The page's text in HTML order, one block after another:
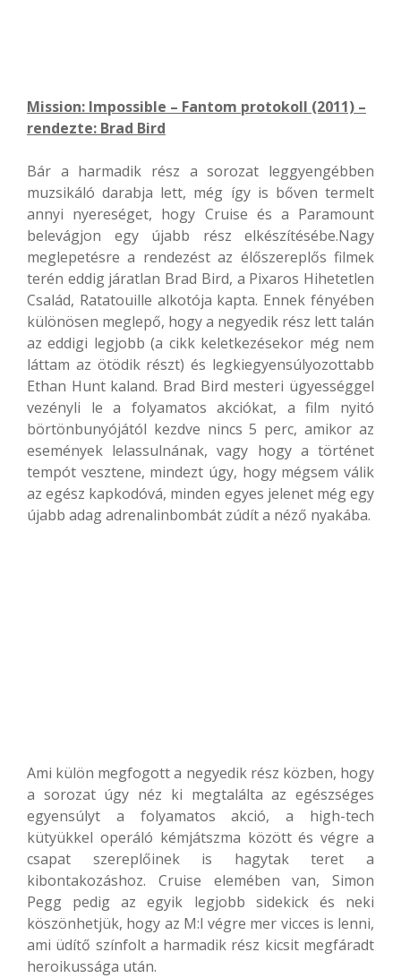
Mission: Impossible – Fantom protokoll (2011) –
rendezte: Brad Bird
Bár a harmadik rész a sorozat leggyengébben
muzsikáló darabja lett, még így is bőven termelt
annyi nyereséget, hogy Cruise és a Paramount
belevágjon egy újabb rész elkészítésébe.Nagy
meglepetésre a rendezést az élőszereplős filmek
terén eddig járatlan Brad Bird, a Pixaros Hihetetlen
Család, Ratatouille alkotója kapta. Ennek fényében
különösen meglepő, hogy a negyedik rész lett talán
az eddigi legjobb (a cikk keletkezésekor még nem
láttam az ötödik részt) és legkiegyensúlyozottabb
Ethan Hunt kaland. Brad Bird mesteri ügyességgel
vezényli le a folyamatos akciókat, a film nyitó
börtönbunyójától kezdve nincs 5 perc, amikor az
események lelassulnának, vagy hogy a történet
tempót vesztene, mindezt úgy, hogy mégsem válik
az egész kapkodóvá, minden egyes jelenet még egy
újabb adag adrenalinbombát zúdít a néző nyakába.
Ami külön megfogott a negyedik rész közben, hogy
a sorozat úgy néz ki megtalálta az egészséges
egyensúlyt a folyamatos akció, a high-tech
kütyükkel operáló kémjátszma között és végre a
csapat szereplőinek is hagytak teret a
kibontakozáshoz. Cruise elemében van, Simon
Pegg pedig az egyik legjobb sidekick és neki
köszönhetjük, hogy az M:I végre mer vicces is lenni,
ami üdítő színfolt a harmadik rész kicsit megfáradt
heroikussága után.